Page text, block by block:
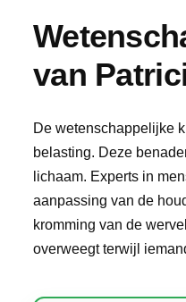
van
De wetenschappelijke
belasting. Deze
lichaam. Experts in
aanpassing van de
kromming van de
overweegt terwijl